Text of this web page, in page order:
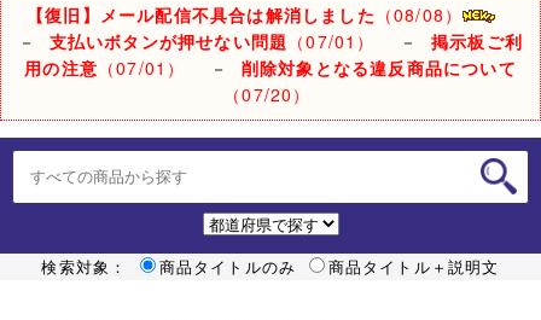
【復旧】メール配信不具合は解消しました （08/08）
－ 支払いボタンが押せない問題 （07/01） －掲示板ご利
用の注意 （07/01） － 削除対象となる違反商品について
（07/20）
検索対象： 商品タイトルのみ 商品タイトル＋説明文